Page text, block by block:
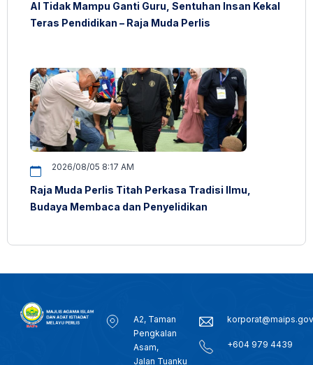
AI Tidak Mampu Ganti Guru, Sentuhan Insan Kekal
Teras Pendidikan – Raja Muda Perlis
2026/08/05 8:17 AM
Raja Muda Perlis Titah Perkasa Tradisi Ilmu,
Budaya Membaca dan Penyelidikan
A2, Taman
Pengkalan
Asam,
Jalan Tuanku
+604 979 4439